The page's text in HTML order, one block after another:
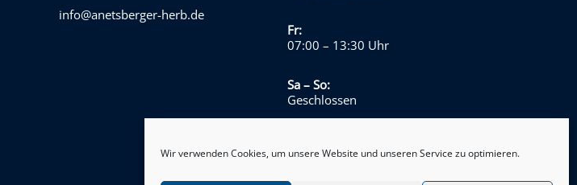
Wir verwenden Cookies, um unsere Website und unseren Service zu optimieren.
info@anetsberger-herb.de
Fr:
07:00 – 13:30 Uhr
Sa – So:
Geschlossen